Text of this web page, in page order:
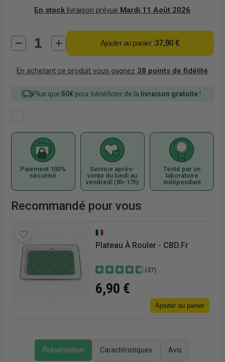
En stock livraison prévue Mardi 11 Août 2026
Ajouter au panier :37,90 €
En achetant ce produit vous gagnez 38 points de fidélité
Plus que 50€pour bénéficier de la livraison gratuite!
Paiement 100%
sécurisé
Service après-
vente du lundi au
vendredi (8h-17h)
Testé par un
laboratoire
indépendant
Recommandé pour vous
Plateau À Rouler - CBD.fr
(37)
6,90 €
Ajouter au panier
Présentation Caractéristiques Avis